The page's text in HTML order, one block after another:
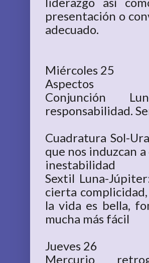
presentación o
adecuado.
Miércoles 25
Aspectos
Conjunción
responsabilidad.
Cuadratura Sol-
que nos induzcan
inestabilidad
Sextil Luna-
cierta
la vida es bella,
mucha más fácil
Jueves 26
Mercurio